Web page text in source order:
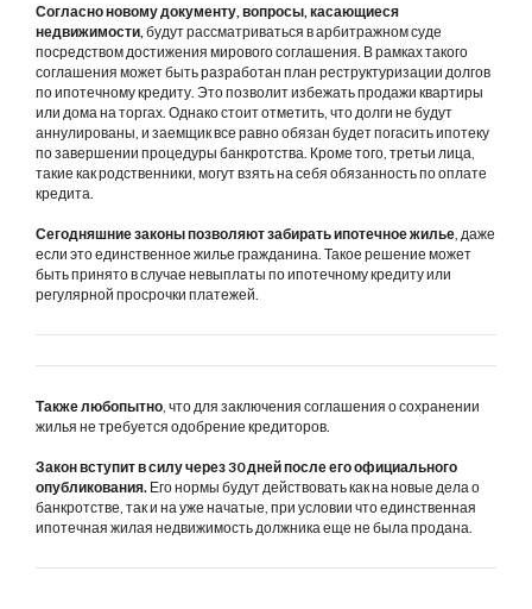
Согласно новому документу, вопросы, касающиеся
недвижимости, будут рассматриваться в арбитражном суде
посредством достижения мирового соглашения. В рамках такого
соглашения может быть разработан план реструктуризации долгов
по ипотечному кредиту. Это позволит избежать продажи квартиры
или дома на торгах. Однако стоит отметить, что долги не будут
аннулированы, и заемщик все равно обязан будет погасить ипотеку
по завершении процедуры банкротства. Кроме того, третьи лица,
такие как родственники, могут взять на себя обязанность по оплате
кредита.
Сегодняшние законы позволяют забирать ипотечное жилье , даже
если это единственное жилье гражданина. Такое решение может
быть принято в случае невыплаты по ипотечному кредиту или
регулярной просрочки платежей.
Также любопытно , что для заключения соглашения о сохранении
жилья не требуется одобрение кредиторов.
Закон вступит в силу через 30 дней после его официального
опубликования. Его нормы будут действовать как на новые дела о
банкротстве, так и на уже начатые, при условии что единственная
ипотечная жилая недвижимость должника еще не была продана.